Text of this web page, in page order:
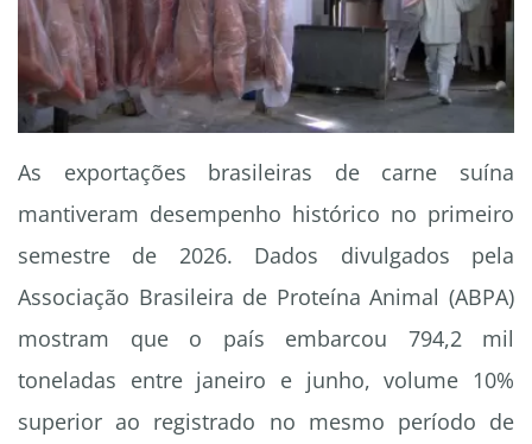
As exportações brasileiras de carne suína
mantiveram desempenho histórico no primeiro
semestre de 2026. Dados divulgados pela
Associação Brasileira de Proteína Animal (ABPA)
mostram que o país embarcou 794,2 mil
toneladas entre janeiro e junho, volume 10%
superior ao registrado no mesmo período de